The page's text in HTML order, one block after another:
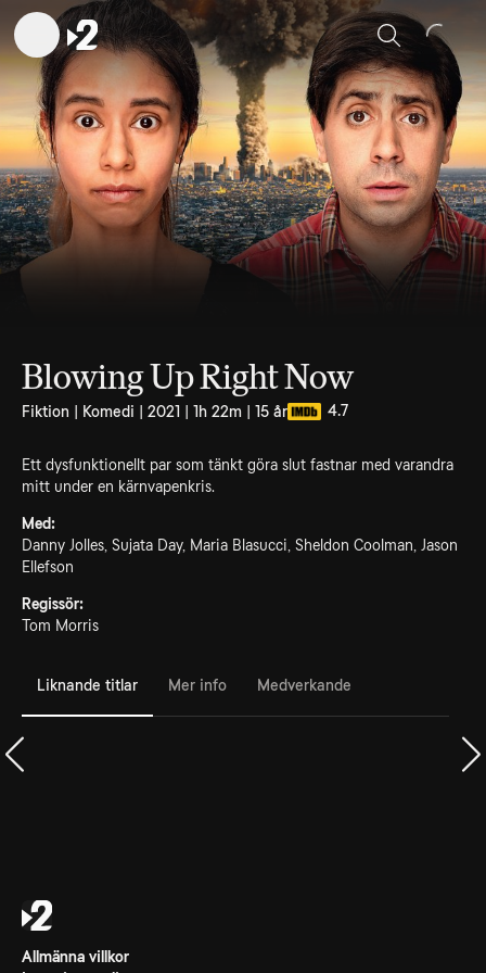
Sök
Blowing Up Right Now
Fiktion | Komedi | 2021 | 1h 22m | 15 år 4.7
Ett dysfunktionellt par som tänkt göra slut fastnar med varandra
mitt under en kärnvapenkris.
Med:
Danny Jolles, Sujata Day, Maria Blasucci, Sheldon Coolman, Jason
Ellefson
Regissör:
Tom Morris
Liknande titlar Mer info Medverkande
Allmänna villkor